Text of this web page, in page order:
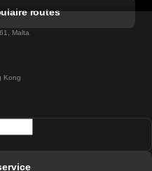
Barcelona
naar Wenen
routes
Malta
Kong